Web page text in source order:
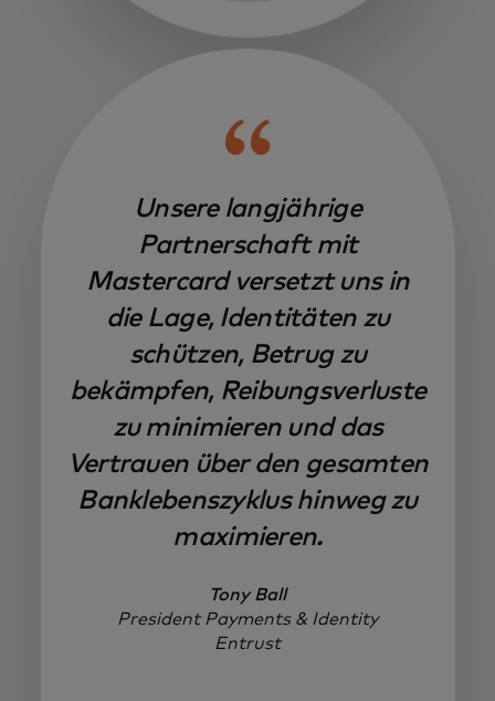
Unsere langjährige
Partnerschaft mit
Mastercard versetzt uns in
die Lage, Identitäten zu
schützen, Betrug zu
bekämpfen, Reibungsverluste
zu minimieren und das
Vertrauen über den gesamten
Banklebenszyklus hinweg zu
maximieren.
Tony Ball
President Payments & Identity
Entrust